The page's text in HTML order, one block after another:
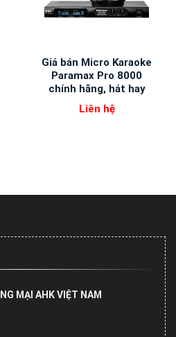
Giá bán Micro Karaoke
Paramax Pro 8000
chính hãng, hát hay
Liên hệ
MẠI AHK VIỆT NAM